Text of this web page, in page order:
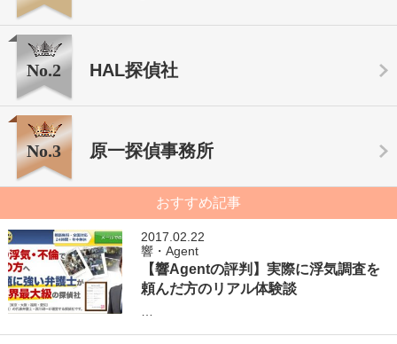
No.2 HAL探偵社
No.3 原一探偵事務所
おすすめ記事
2017.02.22
響・Agent
【響Agentの評判】実際に浮気調査を
頼んだ方のリアル体験談